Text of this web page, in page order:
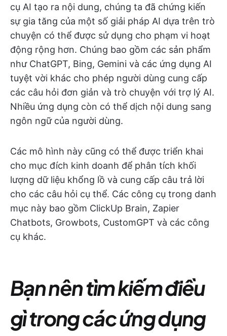
cụ AI tạo ra nội dung, chúng ta đã chứng kiến
sự gia tăng của một số giải pháp AI dựa trên trò
chuyện có thể được sử dụng cho phạm vi hoạt
động rộng hơn. Chúng bao gồm các sản phẩm
như ChatGPT, Bing, Gemini và các ứng dụng AI
tuyệt vời khác cho phép người dùng cung cấp
các câu hỏi đơn giản và trò chuyện với trợ lý AI.
Nhiều ứng dụng còn có thể dịch nội dung sang
ngôn ngữ của người dùng.
Các mô hình này cũng có thể được triển khai
cho mục đích kinh doanh để phân tích khối
lượng dữ liệu khổng lồ và cung cấp câu trả lời
cho các câu hỏi cụ thể. Các công cụ trong danh
mục này bao gồm ClickUp Brain, Zapier
Chatbots, Growbots, CustomGPT và các công
cụ khác.
Bạn nên tìm kiếm điều
gì trong các ứng dụng